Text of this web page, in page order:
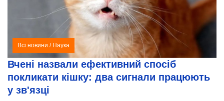
Всі новини / Наука
Вчені назвали ефективний спосіб
покликати кішку: два сигнали працюють
у зв'язці